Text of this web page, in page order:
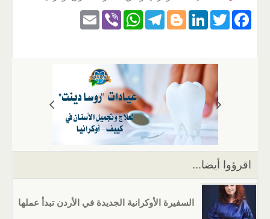
F
k
T
er
Li
e
Bl
er
T
gr
a
m
W
s
A
p
p
Vi
اقرؤوا أيضا...
السفيرة الأوكرانية الجديدة في الأردن تبدأ عملها